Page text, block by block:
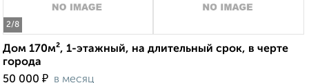
2/8
Дом 170м², 1-этажный, на длительный срок, в черте
города
50 000 ₽ в месяц